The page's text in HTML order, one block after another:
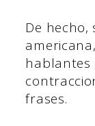
De hecho,
hablantes
frases.